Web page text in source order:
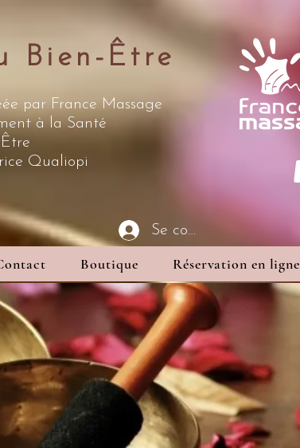
Bien-Être
par France Massage
à la Santé
Qualiopi
Se connecter
Boutique Réservation en ligne